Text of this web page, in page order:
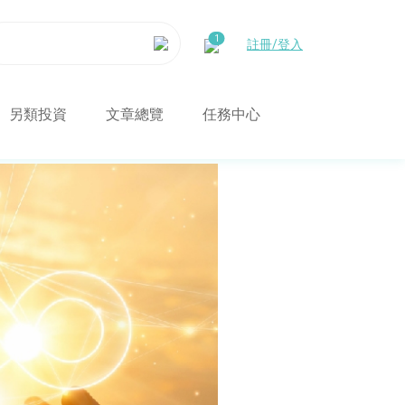
註冊/登入
另類投資 文章總覽 任務中心